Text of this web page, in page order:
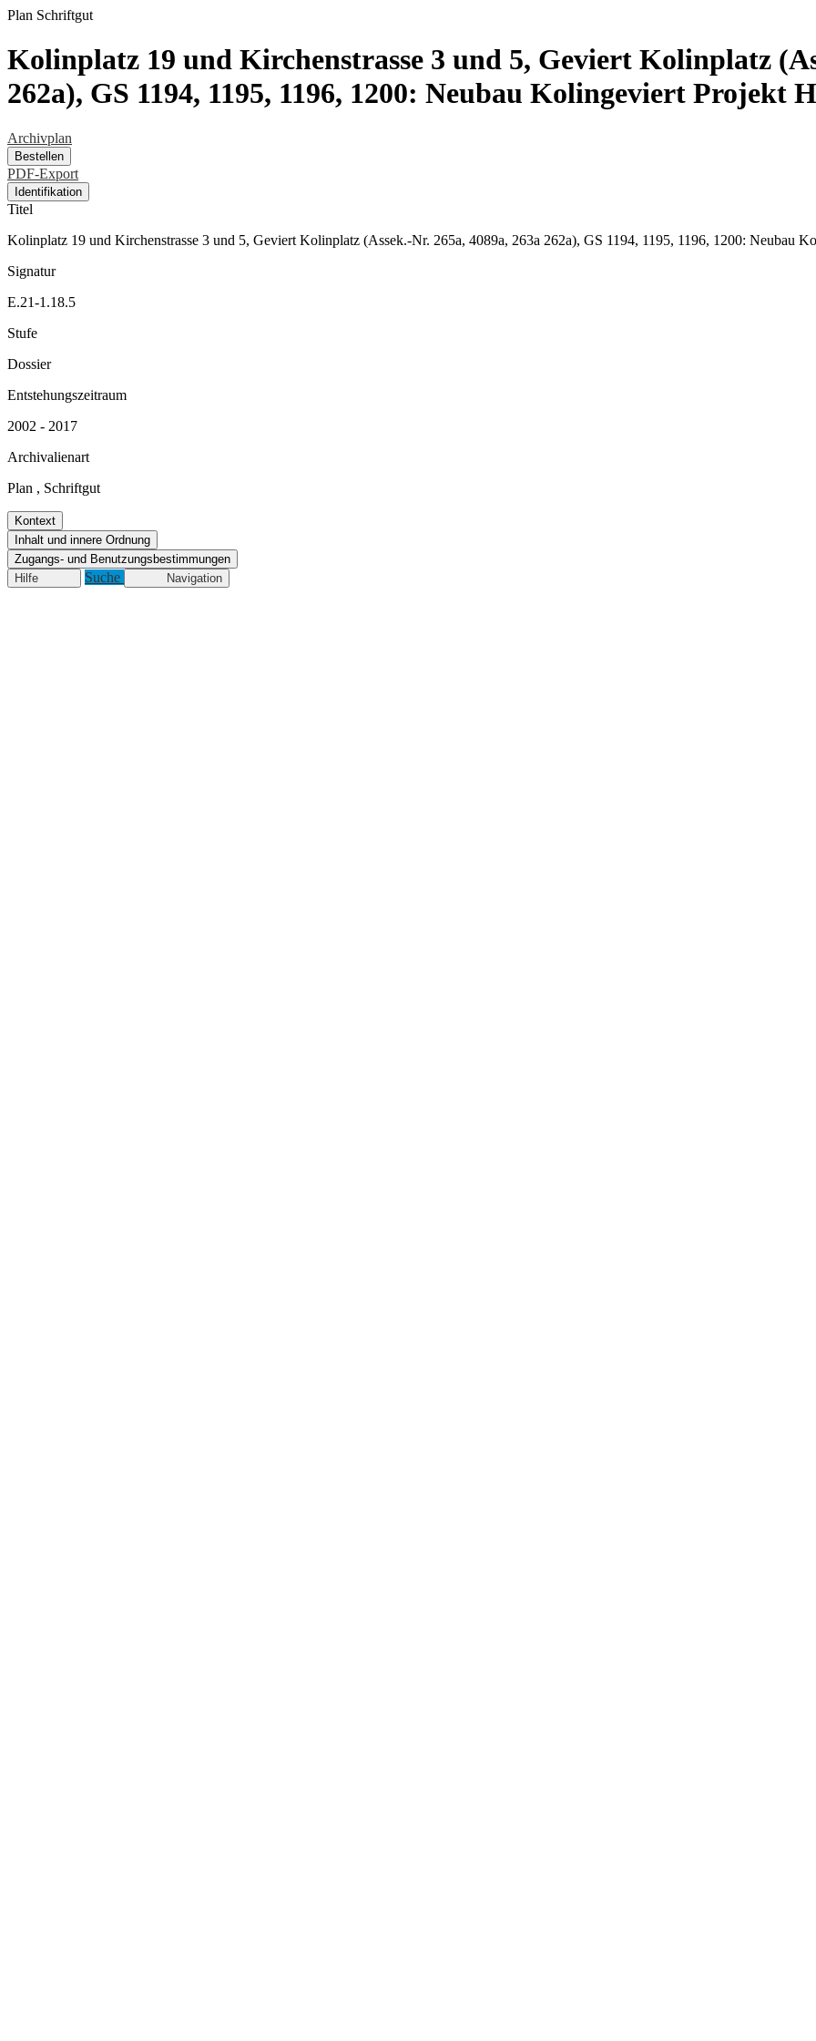
Plan Schriftgut
Kolinplatz 19 und Kirchenstrasse 3 und 5, Geviert Kolinplatz
262a), GS 1194, 1195, 1196, 1200: Neubau Kolingeviert Projekt
Archivplan
Bestellen
PDF-Export
Identifikation
Titel
Kolinplatz 19 und Kirchenstrasse 3 und 5, Geviert Kolinplatz (Assek.-Nr. 265a, 4089a, 263a 262a), GS 1194, 1195, 1196, 1200: Neubau
Signatur
E.21-1.18.5
Stufe
Dossier
Entstehungszeitraum
2002 - 2017
Archivalienart
Plan , Schriftgut
Kontext
Inhalt und innere Ordnung
Zugangs- und Benutzungsbestimmungen
Hilfe
Suche Navigation